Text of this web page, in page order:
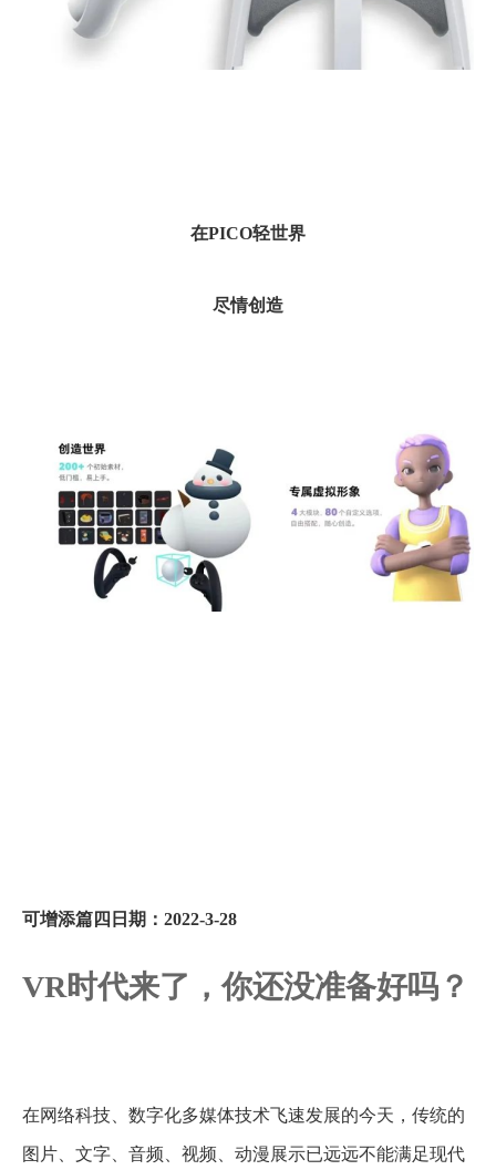
在PICO轻世界
尽情创造
可增添篇四日期： 2022-3-28
VR时代来了，你还没准备好吗？
在网络科技、数字化多媒体技术飞速发展的今天，传统的
图片、文字、音频、视频、动漫展示已远远不能满足现代